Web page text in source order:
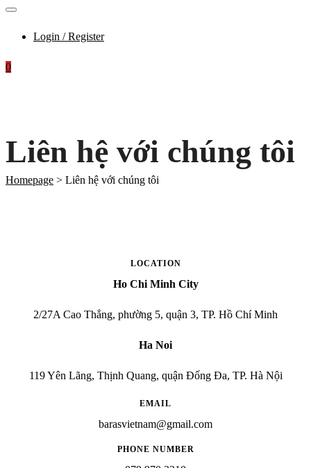
Login / Register
0
Liên hệ với chúng tôi
Homepage > Liên hệ với chúng tôi
LOCATION
Ho Chi Minh City
2/27A Cao Thắng, phường 5, quận 3, TP. Hồ Chí Minh
Ha Noi
119 Yên Lãng, Thịnh Quang, quận Đống Đa, TP. Hà Nội
EMAIL
barasvietnam@gmail.com
PHONE NUMBER